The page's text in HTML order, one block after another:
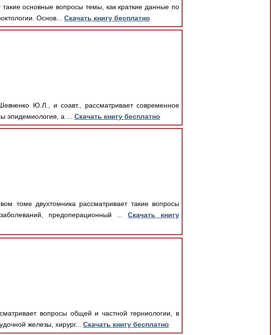
такие основные вопросы темы, как краткие данные по
Основ... Скачать книгу бесплатно
Ю.Л., и соавт., рассматривает современное
эпидемиология, а ... Скачать книгу бесплатно
томе двухтомника рассматривает такие вопросы
предоперационный ...Скачать книгу
вопросы общей и частной герниологии, в
железы, хирург... Скачать книгу бесплатно